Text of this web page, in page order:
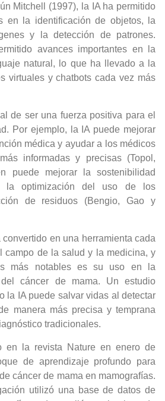
Mitchell (1997), la IA ha permitido
en la identificación de objetos, la
y la detección de patrones.
avances importantes en la
natural, lo que ha llevado a la
virtuales y chatbots cada vez más
de ser una fuerza positiva para el
Por ejemplo, la IA puede mejorar
médica y ayudar a los médicos
informadas y precisas (Topol,
puede mejorar la sostenibilidad
la optimización del uso de los
de residuos (Bengio, Gao y
en una herramienta cada
campo de la salud y la medicina, y
más notables es su uso en la
del cáncer de mama. Un estudio
la IA puede salvar vidas al detectar
manera más precisa y temprana
tradicionales.
en la revista Nature en enero de
de aprendizaje profundo para
cáncer de mama en mamografías.
utilizó una base de datos de